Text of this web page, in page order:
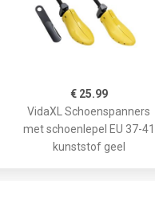
€ 25.99
VidaXL Schoenspanners
met schoenlepel EU 37-41
kunststof geel